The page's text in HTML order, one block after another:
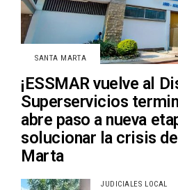
SANTA MARTA
¡ESSMAR vuelve al
Superservicios
abre paso a nueva
solucionar la crisis
Marta
JUDICIALES LOCAL